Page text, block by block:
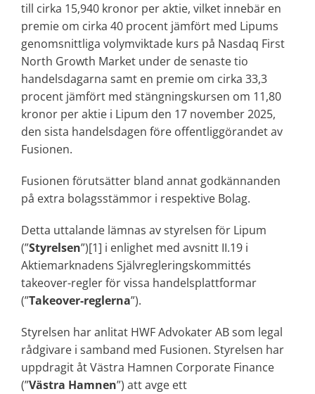
till cirka 15,940 kronor per aktie, vilket innebär en
premie om cirka 40 procent jämfört med Lipums
genomsnittliga volymviktade kurs på Nasdaq First
North Growth Market under de senaste tio
handelsdagarna samt en premie om cirka 33,3
procent jämfört med stängningskursen om 11,80
kronor per aktie i Lipum den 17 november 2025,
den sista handelsdagen före offentliggörandet av
Fusionen.
Fusionen förutsätter bland annat godkännanden
på extra bolagsstämmor i respektive Bolag.
Detta uttalande lämnas av styrelsen för Lipum
(”Styrelsen”)[1] i enlighet med avsnitt II.19 i
Aktiemarknadens Självregleringskommittés
takeover-regler för vissa handelsplattformar
(”Takeover-reglerna”).
Styrelsen har anlitat HWF Advokater AB som legal
rådgivare i samband med Fusionen. Styrelsen har
uppdragit åt Västra Hamnen Corporate Finance
(”Västra Hamnen”) att avge ett